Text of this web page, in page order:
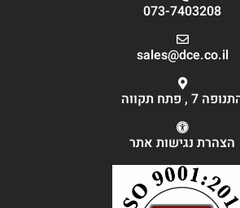
073-7403208
sales@dce.co.il
7 , פתח תקווה
הצהרת נגישות אתר